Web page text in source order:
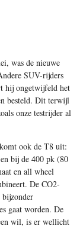
was de nieuwe
SUV-rijders
hij ongetwijfeld het
besteld. Dit terwijl
onze testrijder al
ook de T8 uit:
bij de 400 pk (80
en all wheel
De CO2-
gaat worden. De
wil, is er wellicht